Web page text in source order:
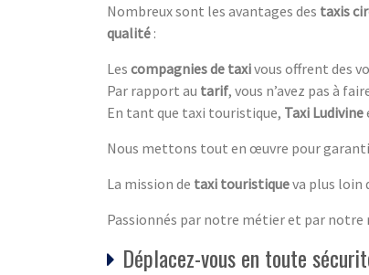
Nombreux sont les avantages des taxis
qualité :
Les compagnies de taxivous offrent des
Par rapport au tarif, vous n’avez pas à
En tant que taxi touristique, Taxi Ludivine
Nous mettons tout en œuvre pour
La mission de taxi touristiqueva plus loin
Passionnés par notre métier et par notre
Déplacez-vous en toute